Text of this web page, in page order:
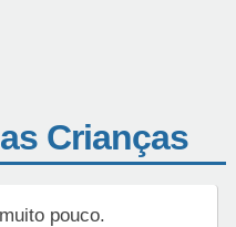
Crianças
pouco.